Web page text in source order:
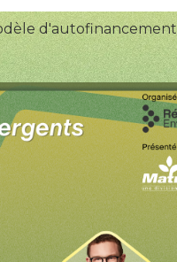
d'autofinancement